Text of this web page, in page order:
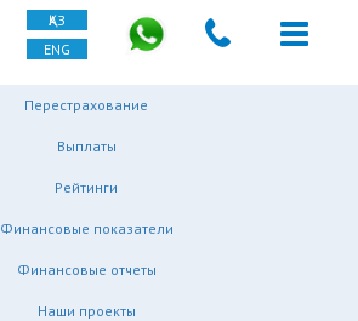
ҚАЗ
ENG
Перестрахование
Выплаты
Рейтинги
Финансовые показатели
Финансовые отчеты
Наши проекты